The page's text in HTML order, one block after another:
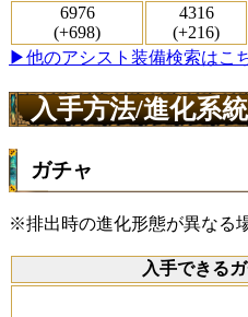
6976
(+698)
4316
(+216)
▶他のアシスト装備検索はこ
入手方法/進化系統
ガチャ
※排出時の進化形態が異なる
入手できる